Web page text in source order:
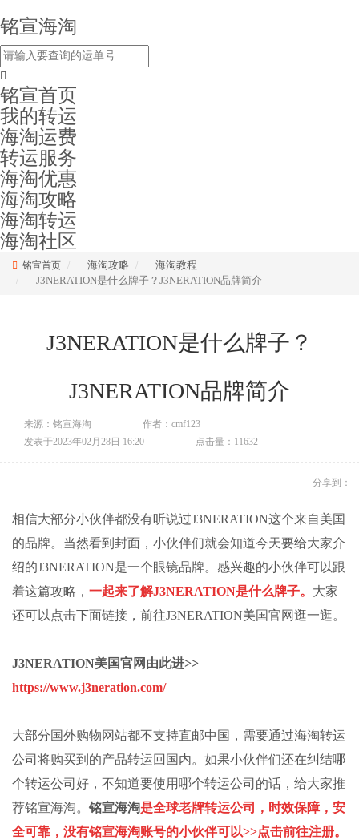
铭宣海淘
铭宣首页
我的转运
海淘运费
转运服务
海淘优惠
海淘攻略
海淘转运
海淘社区
铭宣首页 海淘攻略
海淘教程
J3NERATION是什么牌子？J3NERATION品牌简介
J3NERATION是什么牌子？
J3NERATION品牌简介
来源：铭宣海淘
作者：cmf123
发表于2023年02月28日 16:20
点击量：11632
分享到：
相信大部分小伙伴都没有听说过J3NERATION这个来自美国
的品牌。当然看到封面，小伙伴们就会知道今天要给大家介
绍的J3NERATION是一个眼镜品牌。感兴趣的小伙伴可以跟
着这篇攻略， 一起来了解J3NERATION是什么牌子。 大家
还可以点击下面链接，前往J3NERATION美国官网逛一逛。
J3NERATION美国官网由此进>>
https://www.j3neration.com/
大部分国外购物网站都不支持直邮中国，需要通过海淘转运
公司将购买到的产品转运回国内。如果小伙伴们还在纠结哪
个转运公司 好，不知道要使用哪个转运公司 的话，给大家推
荐铭宣海淘。 铭宣海淘是全球老牌转运公司，时效保障，安
全可靠，没有铭宣海淘账号的小伙伴可以>>点击前往注册。